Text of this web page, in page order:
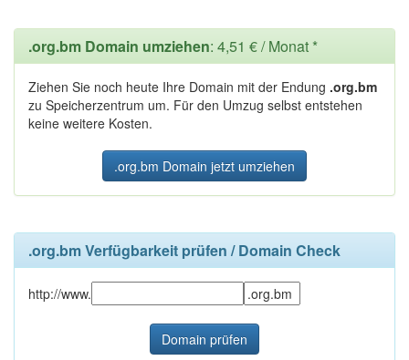
.org.bm Domain umziehen: 4,51 € / Monat *
Ziehen Sie noch heute Ihre Domain mit der Endung .org.bm
zu Speicherzentrum um. Für den Umzug selbst entstehen
keine weitere Kosten.
.org.bm Domain jetzt umziehen
.org.bm Verfügbarkeit prüfen / Domain Check
http://www.